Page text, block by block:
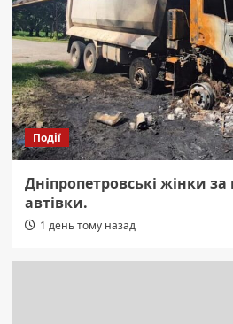
Події
Дніпропетровські жінки
автівки.
1 день тому назад